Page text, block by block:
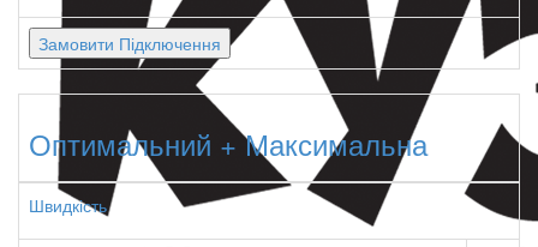
Замовити Підключення
Оптимальний + Максимальна
Швидкість